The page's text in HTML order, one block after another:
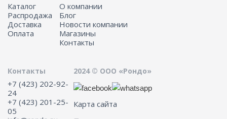
Каталог
Распродажа
Доставка
Оплата
О компании
Блог
Новости компании
Магазины
Контакты
Контакты
+7 (423) 202-92-
24
+7 (423) 201-25-
05
2024 © ООО «Рондо»
Карта сайта